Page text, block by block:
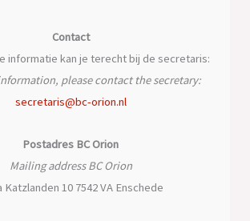
Contact
informatie kan je terecht bij de secretaris:
please contact the secretary:
secretaris@bc-orion.nl
Postadres BC Orion
Mailing address BC Orion
Katzlanden 10 7542 VA Enschede